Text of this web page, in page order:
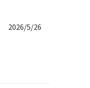
2026/5/26